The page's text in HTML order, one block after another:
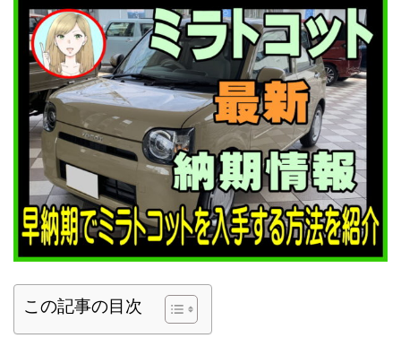
この記事の目次